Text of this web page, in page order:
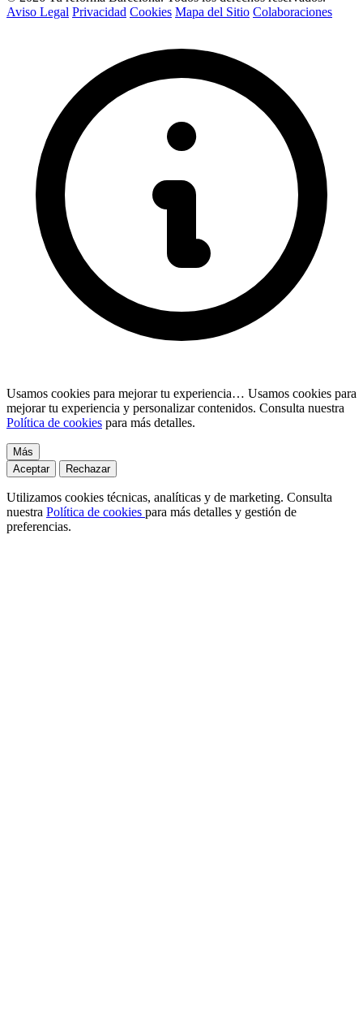
Aviso Legal Privacidad Cookies Mapa del Sitio Colaboraciones
Usamos cookies para mejorar tu experiencia… Usamos cookies para
mejorar tu experiencia y personalizar contenidos. Consulta nuestra
Política de cookies para más detalles.
Más
Aceptar
Rechazar
Utilizamos cookies técnicas, analíticas y de marketing. Consulta
nuestra Política de cookies para más detalles y gestión de
preferencias.